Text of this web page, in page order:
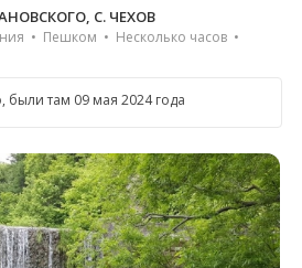
С. ЧЕХОВ
• Пешком • Несколько часов •
были там 09 мая 2024 года